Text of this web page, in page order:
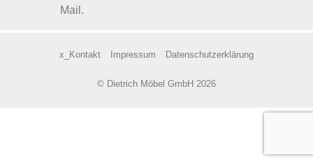
Mail.
x_Kontakt Impressum Datenschutzerklärung
© Dietrich Möbel GmbH 2026